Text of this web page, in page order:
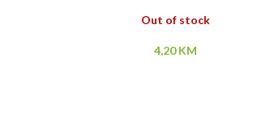
Out of stock
4,20KM